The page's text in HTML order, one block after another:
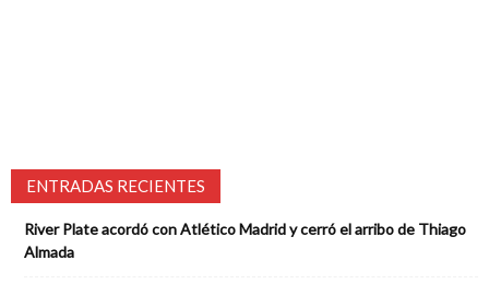
ENTRADAS RECIENTES
River Plate acordó con Atlético Madrid y cerró el arribo de Thiago
Almada